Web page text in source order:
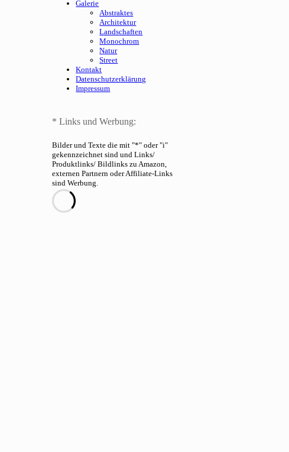
Galerie
Abstraktes
Architektur
Landschaften
Monochrom
Natur
Street
Kontakt
Datenschutzerklärung
Impressum
* Links und Werbung:
Bilder und Texte die mit "*" oder "i"
gekennzeichnet sind und Links/
Produktlinks/ Bildlinks zu Amazon,
externen Partnern oder Affiliate-Links
sind Werbung.